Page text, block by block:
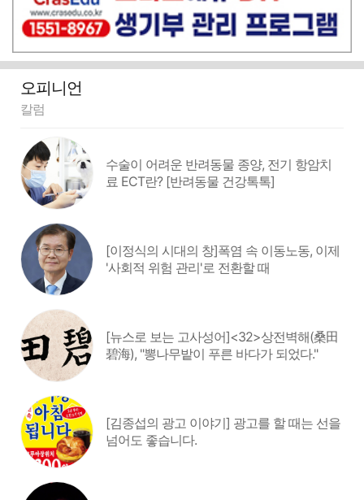
오피니언
칼럼
수술이 어려운 반려동물 종양, 전기 항암치
료 ECT란? [반려동물 건강톡톡]
[이정식의 시대의 창]폭염 속 이동노동, 이제
'사회적 위험 관리'로 전환할 때
[뉴스로 보는 고사성어]<32>상전벽해(桑田
碧海), "뽕나무밭이 푸른 바다가 되었다."
[김종섭의 광고 이야기] 광고를 할 때는 선을
넘어도 좋습니다.